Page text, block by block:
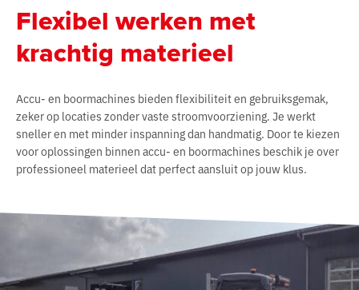
Flexibel werken met
krachtig materieel
Accu- en boormachines bieden flexibiliteit en gebruiksgemak,
zeker op locaties zonder vaste stroomvoorziening. Je werkt
sneller en met minder inspanning dan handmatig. Door te kiezen
voor oplossingen binnen accu- en boormachines beschik je over
professioneel materieel dat perfect aansluit op jouw klus.